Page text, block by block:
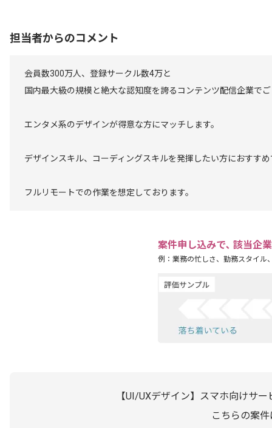
担当者からのコメント
会員数300万人、登録サークル数4万と
国内最大級の規模と絶大な認知度を誇るコンテンツ配信企業で
エンタメ系のデザインが得意な方にマッチします。
デザインスキル、コーディングスキルを発揮したい方におすすめ
フルリモートでの作業を想定しております。
案件申し込みで､ 該当企
例：業務の忙しさ、勤務スタイル
【UI/UXデザイン】スマホ向けサ
こちらの案